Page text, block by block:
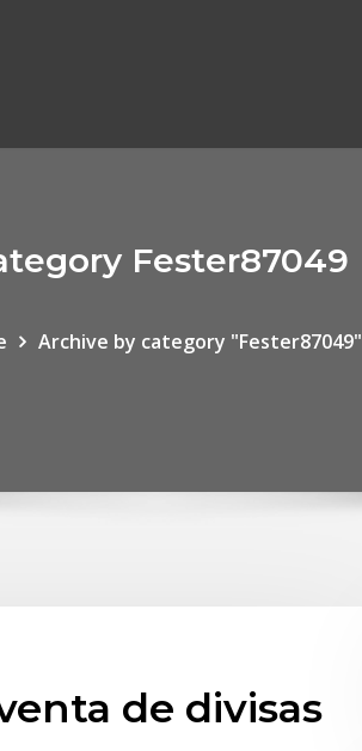
Fester87049
Archive by category "Fester87049"
de divisas